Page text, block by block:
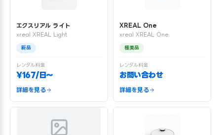
エクスリアル ライト
xreal XREAL Light
新品
レンタル料金
¥167/日〜
詳細を見る
XREAL One
xreal XREAL One
極美品
レンタル料金
お問い合わせ
詳細を見る